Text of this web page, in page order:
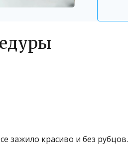
зажило красиво и без рубцов.